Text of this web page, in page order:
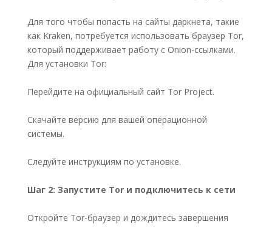
Для того чтобы попасть на сайты даркнета, такие
как Kraken, потребуется использовать браузер Tor,
который поддерживает работу с Onion-ссылками.
Для установки Tor:
Перейдите на официальный сайт Tor Project.
Скачайте версию для вашей операционной
системы.
Следуйте инструкциям по установке.
Шаг 2: Запустите Tor и подключитесь к сети
Откройте Tor-браузер и дождитесь завершения